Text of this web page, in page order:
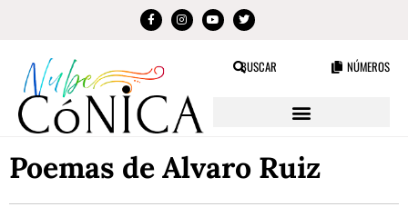
BUSCAR NÚMEROS
Poemas de Alvaro Ruiz